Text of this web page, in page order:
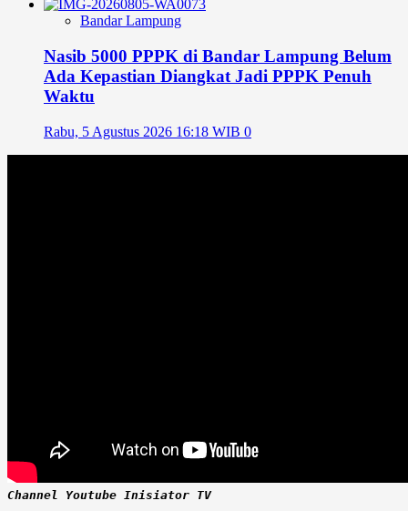
Bandar Lampung
Nasib 5000 PPPK di Bandar Lampung Belum
Ada Kepastian Diangkat Jadi PPPK Penuh
Waktu
Rabu, 5 Agustus 2026 16:18 WIB 0
Channel Youtube Inisiator TV